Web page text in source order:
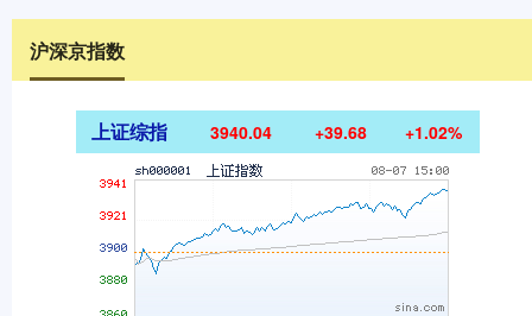
沪深京指数
上证综指 3940.04 +39.68 +1.02%